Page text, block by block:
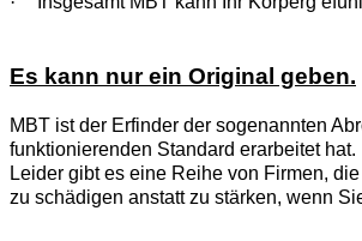
Es kann nur ein Original geben.
MBT ist der Erfinder der sogenannten
funktionierenden Standard erarbeitet hat.
Leider gibt es eine Reihe von Firmen,
zu schädigen anstatt zu stärken, wenn